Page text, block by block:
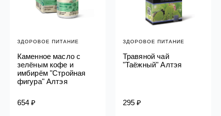
ЗДОРОВОЕ ПИТАНИЕ
Каменное масло с
зелёным кофе и
имбирём "Стройная
фигура" Алтэя
654 ₽
ЗДОРОВОЕ ПИТАНИЕ
Травяной чай
"Таёжный" Алтэя
295 ₽